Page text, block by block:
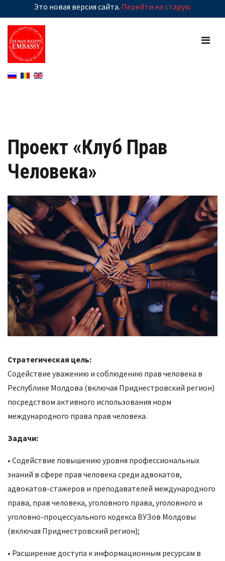
Это новая версия сайта. Перейти на старую
Проект «Клуб Прав
Человека»
Стратегическая цель:
Содействие уважению и соблюдению прав человека в
Республике Молдова (включая Приднестровский регион)
посредством активного использования норм
международного права прав человека.
Задачи:
• Содействие повышению уровня профессиональных
знаний в сфере прав человека среди адвокатов,
адвокатов-стажеров и преподавателей международного
права, прав человека, уголовного права, уголовного и
уголовно-процессуального кодекса ВУЗов Молдовы
(включая Приднестровский регион);
• Расширение доступа к информационным ресурсам в